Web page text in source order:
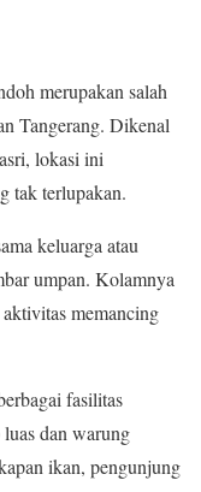
merupakan salah
Tangerang. Dikenal
lokasi ini
tak terlupakan.
keluarga atau
umpan. Kolamnya
memancing
fasilitas
dan warung
ikan, pengunjung